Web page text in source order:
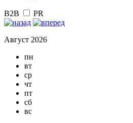
B2B PR
Август 2026
пн
вт
ср
чт
пт
сб
вс